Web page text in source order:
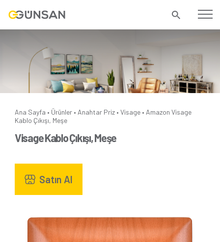
Ana Sayfa • Ürünler • Anahtar Priz • Visage • Amazon Visage
Kablo Çıkışı, Meşe
Visage Kablo Çıkışı, Meşe
Satın Al